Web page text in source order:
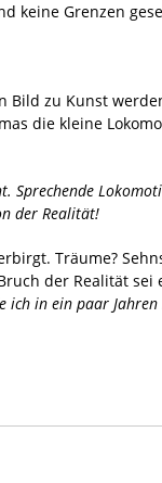
keine Grenzen
zu Kunst
die kleine
Sprechende
der Realität!
Träume?
der Realität
in ein paar Jahren